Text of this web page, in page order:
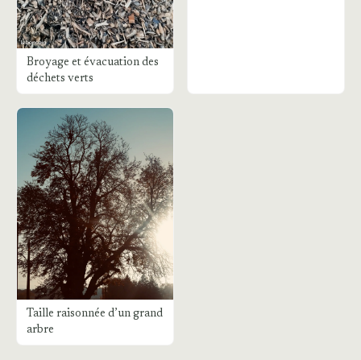
Broyage et évacuation des
déchets verts
Taille raisonnée d’un grand
arbre